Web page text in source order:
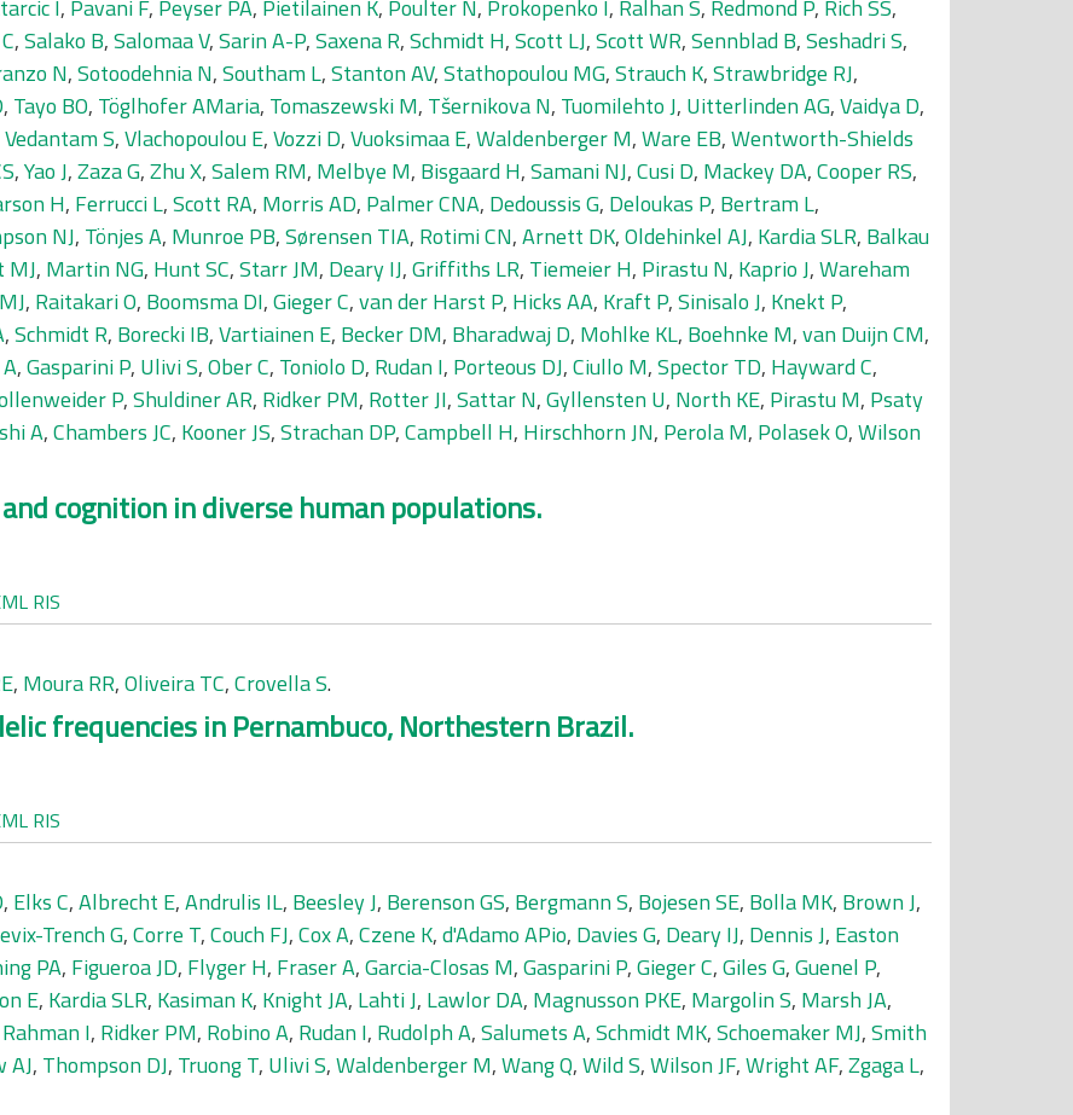
I, Pavani F, Peyser PA, Pietilainen K, Poulter N, Prokopenko I, Ralhan S, Redmond P, Rich SS,
,Salako B,Salomaa V,Sarin A-P,Saxena R,Schmidt H,Scott LJ,Scott WR,Sennblad B,Seshadri S,
N,Sotoodehnia N,Southam L,Stanton AV,Stathopoulou MG,Strauch K,Strawbridge RJ,
, Tayo BO, Töglhofer AMaria, Tomaszewski M, Tšernikova N, Tuomilehto J, Uitterlinden AG,Vaidya D,
Vedantam S,Vlachopoulou E,Vozzi D,Vuoksimaa E,Waldenberger M,Ware EB,Wentworth-Shields
,Yao J,Zaza G,Zhu X,Salem RM, Melbye M, Bisgaard H,Samani NJ,Cusi D, Mackey DA,Cooper RS,
H, Ferrucci L,Scott RA, Morris AD, Palmer CNA, Dedoussis G, Deloukas P, Bertram L,
NJ, Tönjes A, Munroe PB,Sørensen TIA, Rotimi CN,Arnett DK,Oldehinkel AJ, Kardia SLR, Balkau
MJ, Martin NG, Hunt SC,Starr JM, Deary IJ,Griffiths LR, Tiemeier H, Pirastu N, Kaprio J,Wareham
, Raitakari O, Boomsma DI,Gieger C,van der Harst P, Hicks AA, Kraft P,Sinisalo J, Knekt P,
,Schmidt R, Borecki IB,Vartiainen E, Becker DM, Bharadwaj D, Mohlke KL, Boehnke M,van Duijn CM,
,Gasparini P, Ulivi S,Ober C, Toniolo D, Rudan I, Porteous DJ,Ciullo M,Spector TD, Hayward C,
P,Shuldiner AR, Ridker PM, Rotter JI,Sattar N,Gyllensten U, North KE, Pirastu M, Psaty
A,Chambers JC, Kooner JS,Strachan DP,Campbell H, Hirschhorn JN, Perola M, Polasek O,Wilson
cognition in diverse human populations.
RIS
, Moura RR,Oliveira TC,Crovella S.
frequencies in Pernambuco, Northestern Brazil.
RIS
, Elks C,Albrecht E,Andrulis IL, Beesley J, Berenson GS, Bergmann S, Bojesen SE, Bolla MK, Brown J,
Trench G,Corre T,Couch FJ,Cox A,Czene K,d'Adamo APio, Davies G, Deary IJ, Dennis J, Easton
PA, Figueroa JD, Flyger H, Fraser A,Garcia-Closas M,Gasparini P,Gieger C,Giles G,Guenel P,
E, Kardia SLR, Kasiman K, Knight JA, Lahti J, Lawlor DA, Magnusson PKE, Margolin S, Marsh JA,
Rahman I, Ridker PM, Robino A, Rudan I, Rudolph A,Salumets A,Schmidt MK,Schoemaker MJ,Smith
AJ, Thompson DJ, Truong T, Ulivi S,Waldenberger M,Wang Q,Wild S,Wilson JF,Wright AF,Zgaga L,